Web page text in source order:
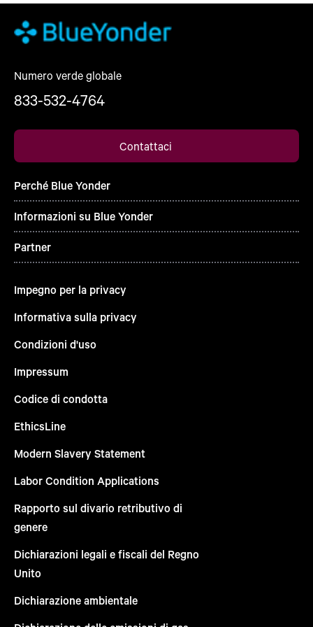
Numero verde globale
833-532-4764
Contattaci
Perché Blue Yonder
Informazioni su Blue Yonder
Partner
Impegno per la privacy
Informativa sulla privacy
Condizioni d'uso
Impressum
Codice di condotta
EthicsLine
Modern Slavery Statement
Labor Condition Applications
Rapporto sul divario retributivo di
genere
Dichiarazioni legali e fiscali del Regno
Unito
Dichiarazione ambientale